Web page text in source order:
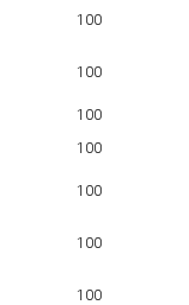
100
100
100
100
100
100
100